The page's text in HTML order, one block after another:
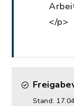
</p>
Stand: